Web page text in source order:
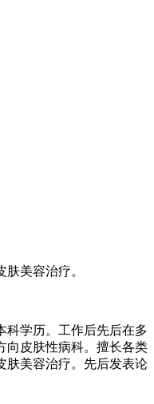
美容治疗。
科学历。工作后先后在多
向皮肤性病科。擅长各类
肤美容治疗。先后发表论